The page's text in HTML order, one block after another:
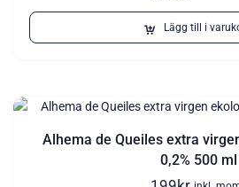
Lägg till i
Alhema de Queiles extra
0,2% 500 ml